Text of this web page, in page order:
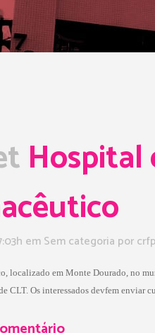
Hospital
em Sem categoria por
localizado em Monte Dourado, no
CLT. Os interessados devfem enviar